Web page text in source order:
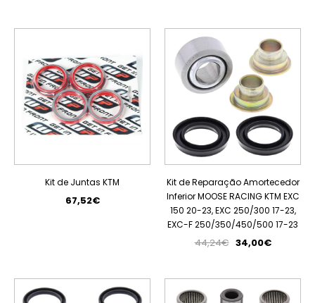
Kit de Juntas KTM
67,52€
PROMOÇÃO
Kit de Reparação Amortecedor
Inferior MOOSE RACING KTM EXC
150 20-23, EXC 250/300 17-23,
EXC-F 250/350/450/500 17-23
44,24€ 34,00€
PROMOÇÃO